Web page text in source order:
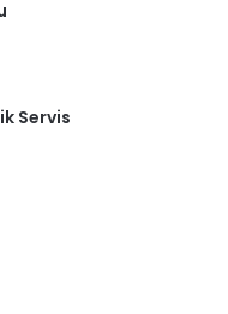
Servis